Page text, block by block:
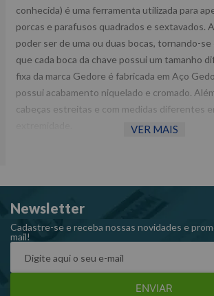
conhecida) é uma ferramenta utilizada para
porcas e parafusos quadrados e sextavados.
poder ser de uma ou duas bocas, tornando-
que cada boca da chave possui um tamanho
fixa da marca Gedore é fabricada em Aço
possui acabamento niquelado e cromado.
cabeças estreitas e com medidas diferentes
Referência: 6 – 30x34 mm.
VER MAIS
Newsletter
Cadastre-se e receba nossas novidades e
mail!
ENVIAR